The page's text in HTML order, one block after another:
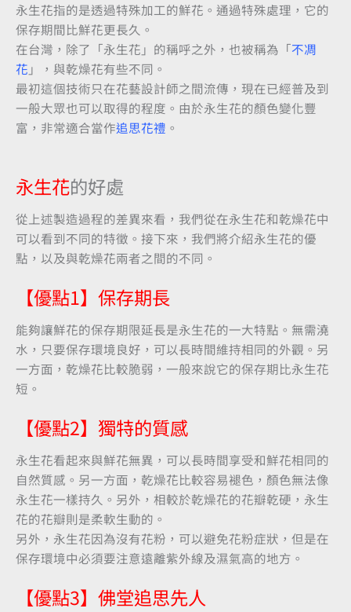
永生花指的是透過特殊加工的鮮花。通過特殊處理，它的
保存期間比鮮花更長久。
在台灣，除了「永生花」的稱呼之外，也被稱為「不凋
花 」，與乾燥花有些不同。
最初這個技術只在花藝設計師之間流傳，現在已經普及到
一般大眾也可以取得的程度。由於永生花的顏色變化豐
富，非常適合當作追思花禮 。
永生花的好處
從上述製造過程的差異來看，我們從在永生花和乾燥花中
可以看到不同的特徵。接下來，我們將介紹永生花的優
點，以及與乾燥花兩者之間的不同。
【優點1】保存期長
能夠讓鮮花的保存期限延長是永生花的一大特點。無需澆
水，只要保存環境良好，可以長時間維持相同的外觀。另
一方面，乾燥花比較脆弱，一般來說它的保存期比永生花
短。
【優點2】獨特的質感
永生花看起來與鮮花無異，可以長時間享受和鮮花相同的
自然質感。另一方面，乾燥花比較容易褪色，顏色無法像
永生花一樣持久。另外，相較於乾燥花的花瓣乾硬，永生
花的花瓣則是柔軟生動的。
另外，永生花因為沒有花粉，可以避免花粉症狀，但是在
保存環境中必須要注意遠離紫外線及濕氣高的地方。
【優點3】佛堂追思先人